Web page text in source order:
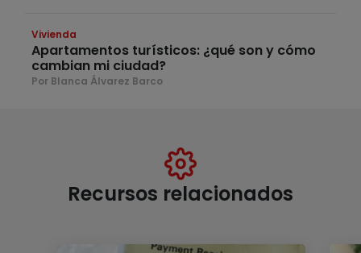
Vivienda
Apartamentos turísticos: ¿qué son y cómo
cambian mi ciudad?
Por Blanca Álvarez Barco
Recursos relacionados